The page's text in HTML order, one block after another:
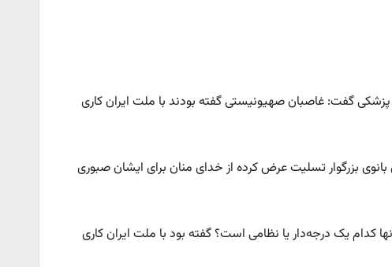
گفت: غاصبان صهیونیستی گفته بودند با ملت ایران کاری
بزرگوار تسلیت عرض کرده از خدای منان برای ایشان صبوری
کدام یک درجه‌دار یا نظامی است؟ گفته بود با ملت ایران کاری